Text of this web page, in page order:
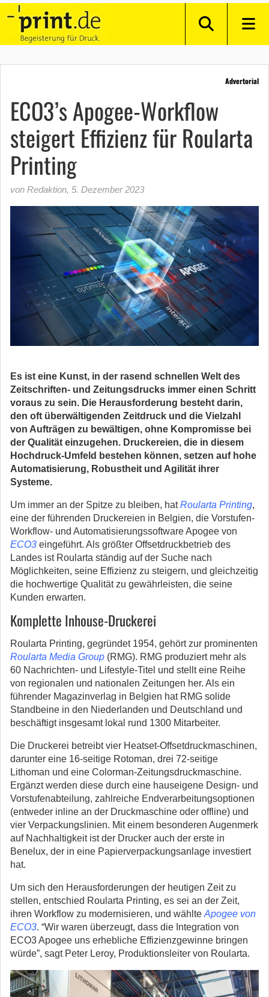
Advertorial
ECO3’s Apogee-Workflow
steigert Effizienz für Roularta
Printing
von Redaktion, 5. Dezember 2023
Es ist eine Kunst, in der rasend schnellen Welt des
Zeitschriften- und Zeitungsdrucks immer einen Schritt
voraus zu sein. Die Herausforderung besteht darin,
den oft überwältigenden Zeitdruck und die Vielzahl
von Aufträgen zu bewältigen, ohne Kompromisse bei
der Qualität einzugehen. Druckereien, die in diesem
Hochdruck-Umfeld bestehen können, setzen auf hohe
Automatisierung, Robustheit und Agilität ihrer
Systeme.
Um immer an der Spitze zu bleiben, hatRoularta Printing,
eine der führenden Druckereien in Belgien, die Vorstufen-
Workflow- und Automatisierungssoftware Apogee von
ECO3 eingeführt. Als größter Offsetdruckbetrieb des
Landes ist Roularta ständig auf der Suche nach
Möglichkeiten, seine Effizienz zu steigern, und gleichzeitig
die hochwertige Qualität zu gewährleisten, die seine
Kunden erwarten.
Komplette Inhouse-Druckerei
Roularta Printing, gegründet 1954, gehört zur prominenten
Roularta Media Group (RMG). RMG produziert mehr als
60 Nachrichten- und Lifestyle-Titel und stellt eine Reihe
von regionalen und nationalen Zeitungen her. Als ein
führender Magazinverlag in Belgien hat RMG solide
Standbeine in den Niederlanden und Deutschland und
beschäftigt insgesamt lokal rund 1300 Mitarbeiter.
Die Druckerei betreibt vier Heatset-Offsetdruckmaschinen,
darunter eine 16-seitige Rotoman, drei 72-seitige
Lithoman und eine Colorman-Zeitungsdruckmaschine.
Ergänzt werden diese durch eine hauseigene Design- und
Vorstufenabteilung, zahlreiche Endverarbeitungsoptionen
(entweder inline an der Druckmaschine oder offline) und
vier Verpackungslinien. Mit einem besonderen Augenmerk
auf Nachhaltigkeit ist der Drucker auch der erste in
Benelux, der in eine Papierverpackungsanlage investiert
hat.
Um sich den Herausforderungen der heutigen Zeit zu
stellen, entschied Roularta Printing, es sei an der Zeit,
ihren Workflow zu modernisieren, und wählte Apogee von
ECO3. “Wir waren überzeugt, dass die Integration von
ECO3 Apogee uns erhebliche Effizienzgewinne bringen
würde”, sagt Peter Leroy, Produktionsleiter von Roularta.